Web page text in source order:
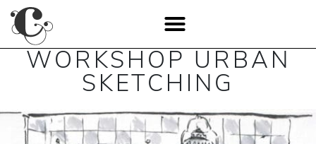
WORKSHOP URBAN
SKETCHING